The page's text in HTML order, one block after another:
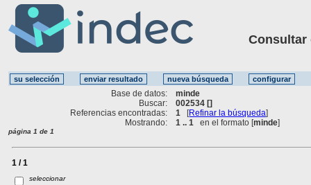
Consultar
Base de datos:
minde
Buscar:
002534 []
Referencias encontradas:
1 [Refinar la búsqueda]
Mostrando:
1 .. 1 en el formato [minde]
página 1 de 1
1 / 1
seleccionar